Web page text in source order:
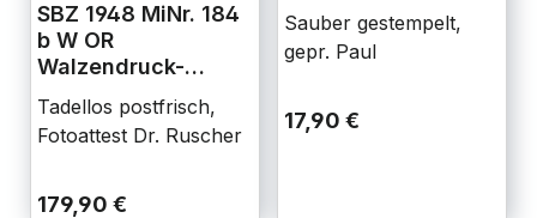
SBZ 1948 MiNr. 184
b W OR
Walzendruck-
Tadellos postfrisch,
Fotoattest Dr. Ruscher
179,90 €
Sauber gestempelt,
gepr. Paul
17,90 €